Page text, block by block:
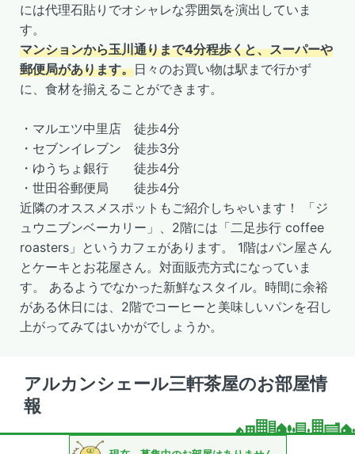
には代理石貼りでオシャレな雰囲気を演出していま
す。
マンションから玉川通りまで4分程歩くと、スーパーや
郵便局があります。日々のお買い物は駅まで行かず
に、食材を揃えることができます。
・マルエツ中里店 徒歩4分
・セブンイレブン 徒歩3分
・ゆうちょ銀行 徒歩4分
・世田谷郵便局 徒歩4分
近隣のオススメスポットもご紹介しちゃいます！ 「ジ
ュウニブンベーカリー」、2階には「二足歩行 coffee
roasters」というカフェがあります。 1階はパン屋さん
とケーキとお花屋さん。対面販売方式になっていま
す。 あるようでなかった新鮮なスタイル。時間に余裕
がある休日には、2階でコーヒーと美味しいパンを召し
上がってみてはいかがでしょうか。
アルカンシェール三軒茶屋のお部屋情
報